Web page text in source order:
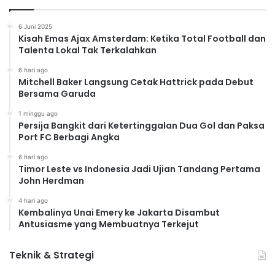
6 Juni 2025
Kisah Emas Ajax Amsterdam: Ketika Total Football dan
Talenta Lokal Tak Terkalahkan
6 hari ago
Mitchell Baker Langsung Cetak Hattrick pada Debut
Bersama Garuda
1 minggu ago
Persija Bangkit dari Ketertinggalan Dua Gol dan Paksa
Port FC Berbagi Angka
6 hari ago
Timor Leste vs Indonesia Jadi Ujian Tandang Pertama
John Herdman
4 hari ago
Kembalinya Unai Emery ke Jakarta Disambut
Antusiasme yang Membuatnya Terkejut
Teknik & Strategi